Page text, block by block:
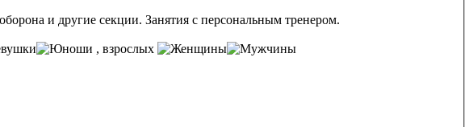
и другие секции. Занятия с персональным тренером.
, взрослых